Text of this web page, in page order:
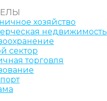
хозяйство
недвижимость
сектор
торговля